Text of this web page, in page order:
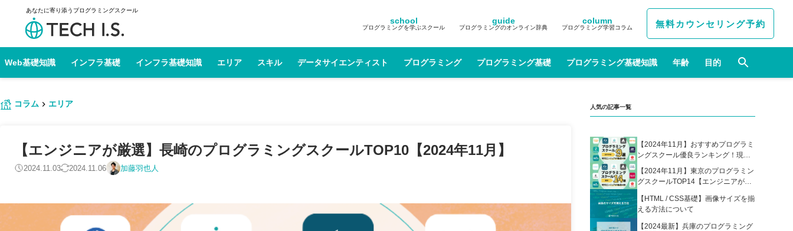
あなたに寄り添うプログラミングスクール
school
プログラミングを学ぶスクール
guide
プログラミングのオンライン辞典
column
プログラミング学習コラム 無料カウンセリング予約
Web基礎知識 インフラ基礎 インフラ基礎知識 エリア スキル データサイエンティスト プログラミング プログラミング基礎 プログラミング基礎知識 年齢 目的
コラム エリア
【エンジニアが厳選】長崎のプログラミングスクールTOP10【2024年11月】
2024.11.03 2024.11.06 加藤羽也人
人気の記事一覧
【2024年11月】おすすめプログラミ
ングスクール優良ランキング！現役
エンジニアが選んだ人気プログラミ
ングスクールの比較表あり
【2024年11月】東京のプログラミン
グスクールTOP14【エンジニアが厳
【HTML / CSS基礎】画像サイズを揃
える方法について
【2024最新】兵庫のプログラミング